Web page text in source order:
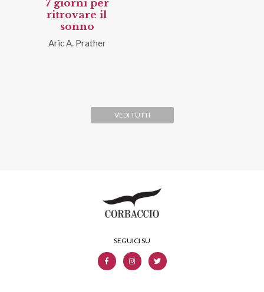
7 giorni per
ritrovare il
sonno
Aric A. Prather
VEDI TUTTI